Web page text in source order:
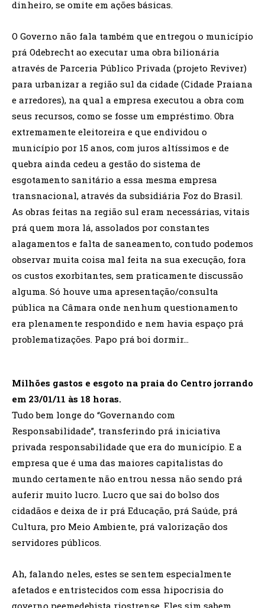
dinheiro, se omite em ações básicas.
O Governo não fala também que entregou o município
prá Odebrecht ao executar uma obra bilionária
através de Parceria Público Privada (projeto Reviver)
para urbanizar a região sul da cidade (Cidade Praiana
e arredores), na qual a empresa executou a obra com
seus recursos, como se fosse um empréstimo. Obra
extremamente eleitoreira e que endividou o
município por 15 anos, com juros altíssimos e de
quebra ainda cedeu a gestão do sistema de
esgotamento sanitário a essa mesma empresa
transnacional, através da subsidiária Foz do Brasil.
As obras feitas na região sul eram necessárias, vitais
prá quem mora lá, assolados por constantes
alagamentos e falta de saneamento, contudo podemos
observar muita coisa mal feita na sua execução, fora
os custos exorbitantes, sem praticamente discussão
alguma. Só houve uma apresentação/consulta
pública na Câmara onde nenhum questionamento
era plenamente respondido e nem havia espaço prá
problematizações. Papo prá boi dormir…
Milhões gastos e esgoto na praia do Centro jorrando
em 23/01/11 às 18 horas.
Tudo bem longe do “Governando com
Responsabilidade”, transferindo prá iniciativa
privada responsabilidade que era do município. E a
empresa que é uma das maiores capitalistas do
mundo certamente não entrou nessa não sendo prá
auferir muito lucro. Lucro que sai do bolso dos
cidadãos e deixa de ir prá Educação, prá Saúde, prá
Cultura, pro Meio Ambiente, prá valorização dos
servidores públicos.
Ah, falando neles, estes se sentem especialmente
afetados e entristecidos com essa hipocrisia do